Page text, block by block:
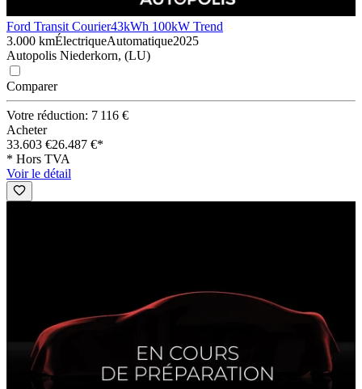
Ford Transit Courier43kWh 100kW Trend
3.000 kmÉlectriqueAutomatique2025
Autopolis Niederkorn, (LU)
Comparer
Votre réduction: 7 116 €
Acheter
33.603 €26.487 €*
* Hors TVA
Voir le détail